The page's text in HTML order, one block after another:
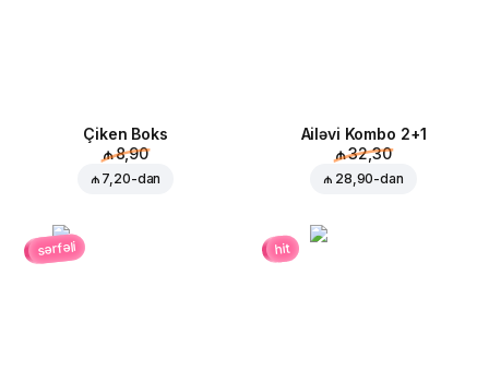
Çiken Boks
₼ 8,90
₼ 7,20-dan
Ailəvi Kombo 2+1
₼ 32,30
₼ 28,90-dan
sərfəli hit